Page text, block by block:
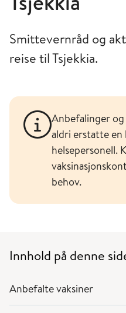
Smittevernråd og
reise til Tsjekkia.
Anbefalinger og
aldri erstatte en
helsepersonell.
behov.
Innhold på denne
Anbefalte vaksiner